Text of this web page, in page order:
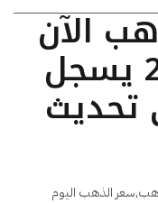
الآن
في مصر: عيار 24 يسجل
تحديث
,سعر الذهب اليوم